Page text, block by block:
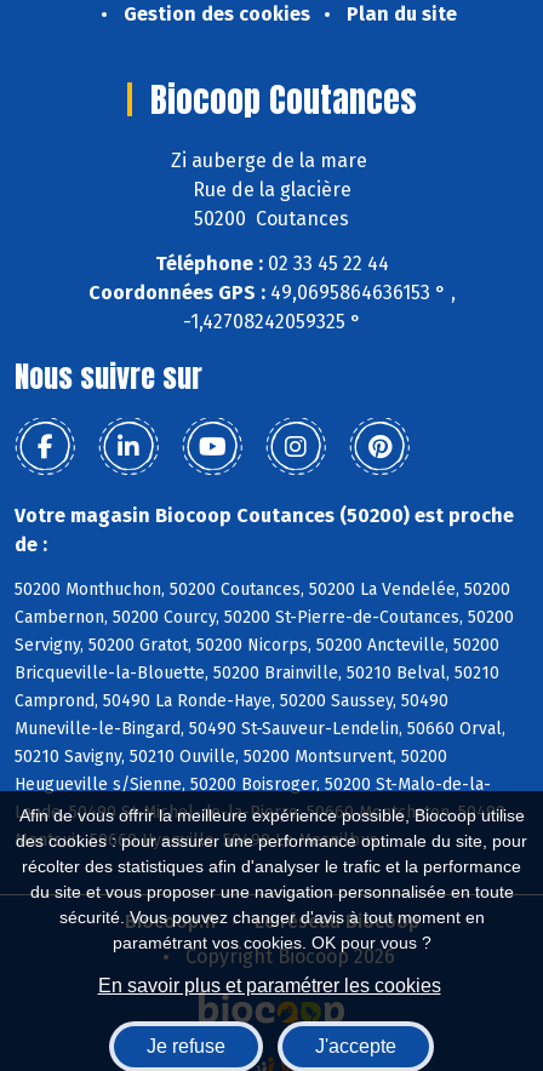
Afin de vous offrir la meilleure expérience possible, Biocoop utilise
des cookies : pour assurer une performance optimale du site, pour
récolter des statistiques afin d'analyser le trafic et la performance
du site et vous proposer une navigation personnalisée en toute
sécurité. Vous pouvez changer d'avis à tout moment en
paramétrant vos cookies. OK pour vous ?
En savoir plus et paramétrer les cookies
Je refuse J'accepte
Gestion des cookies
Plan du site
Biocoop Coutances
Zi auberge de la mare
Rue de la glacière
50200 Coutances
Téléphone :02 33 45 22 44
Coordonnées GPS :49,0695864636153 ° ,
-1,42708242059325 °
Nous suivre sur
Votre magasin Biocoop Coutances (50200) est proche
de :
50200 Monthuchon, 50200 Coutances, 50200 La Vendelée, 50200
Cambernon, 50200 Courcy, 50200 St-Pierre-de-Coutances, 50200
Servigny, 50200 Gratot, 50200 Nicorps, 50200 Ancteville, 50200
Bricqueville-la-Blouette, 50200 Brainville, 50210 Belval, 50210
Camprond, 50490 La Ronde-Haye, 50200 Saussey, 50490
Muneville-le-Bingard, 50490 St-Sauveur-Lendelin, 50660 Orval,
50210 Savigny, 50210 Ouville, 50200 Montsurvent, 50200
Heugueville s/Sienne, 50200 Boisroger, 50200 St-Malo-de-la-
Lande, 50490 St-Michel-de-la-Pierre, 50660 Montchaton, 50490
Montcuit, 50660 Hyenville, 50490 Le Mesnilbus
Biocoop.fr
Le réseau Biocoop
Copyright Biocoop 2026